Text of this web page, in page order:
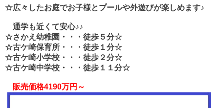
☆広々したお庭でお子様とプールや外遊びが楽しめます♪
通学も近くて安心♪♪
☆さかえ幼稚園・・・徒歩５分☆
☆古ケ崎保育所・・・徒歩１分☆
☆古ケ崎小学校・・・徒歩２分☆
☆古ケ崎中学校・・・徒歩１１分☆
販売価格4190万円～